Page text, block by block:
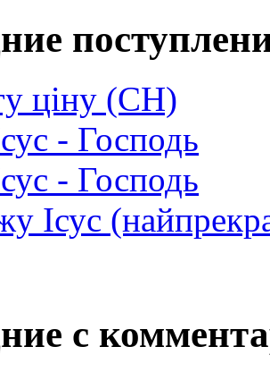
ціну (СН)
- Господь
- Господь
Ісус
с